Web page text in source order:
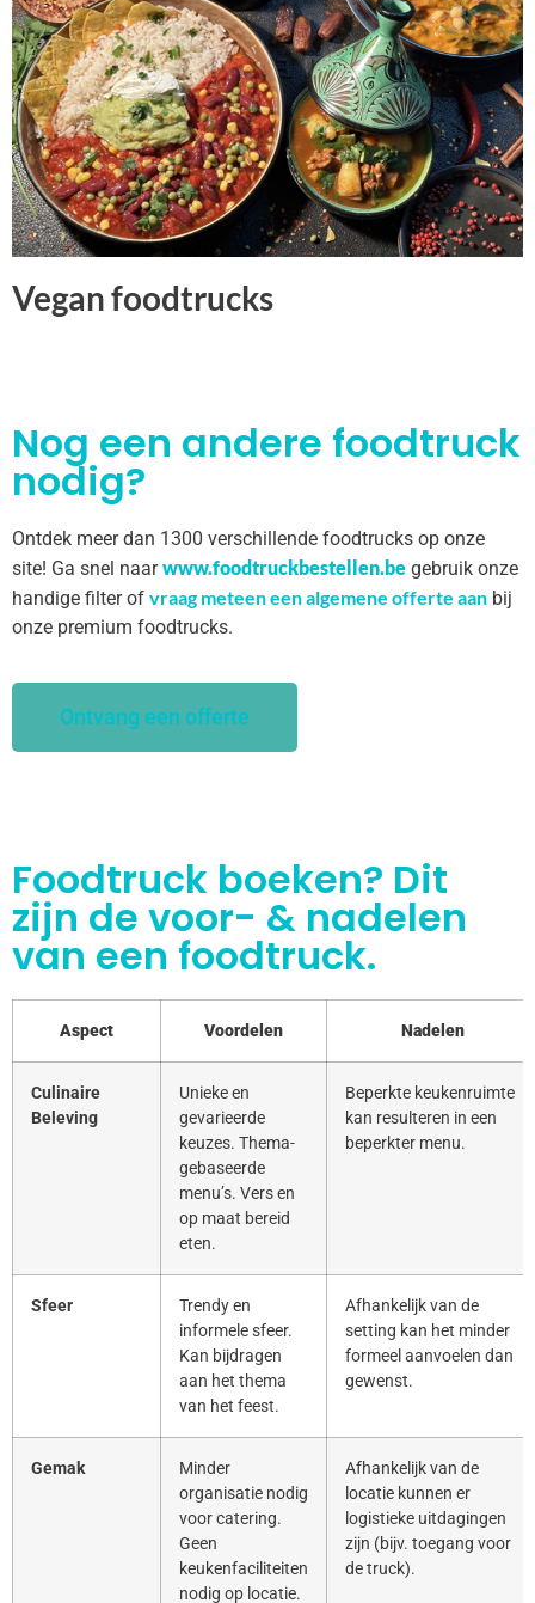
Vegan foodtrucks
Nog een andere foodtruck
nodig?
Ontdek meer dan 1300 verschillende foodtrucks op onze
site! Ga snel naarwww.foodtruckbestellen.be gebruik onze
handige filter of vraag meteen een algemene offerte aan bij
onze premium foodtrucks.
Ontvang een offerte
Foodtruck boeken? Dit
zijn de voor- & nadelen
van een foodtruck.
Aspect Voordelen Nadelen
Culinaire
Beleving
Unieke en
gevarieerde
keuzes. Thema-
gebaseerde
menu’s. Vers en
op maat bereid
eten.
Beperkte keukenruimte
kan resulteren in een
beperkter menu.
Sfeer
Trendy en
informele sfeer.
Kan bijdragen
aan het thema
van het feest.
Afhankelijk van de
setting kan het minder
formeel aanvoelen dan
gewenst.
Gemak
Minder
organisatie nodig
voor catering.
Geen
keukenfaciliteiten
nodig op locatie.
Afhankelijk van de
locatie kunnen er
logistieke uitdagingen
zijn (bijv. toegang voor
de truck).